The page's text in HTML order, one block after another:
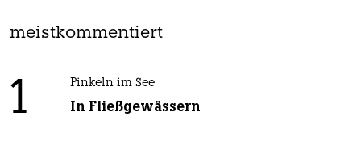
meistkommentiert
1 Pinkeln im See
In Fließgewässern